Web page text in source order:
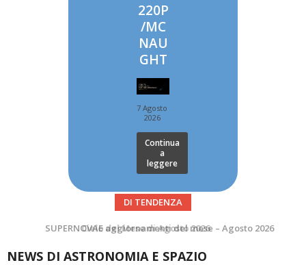
220P
/MC
NAU
GHT
7 Agosto
2026
Continua
a
leggere
DI TENDENZA
SUPERNOVAE aggiornamenti del mese – Agosto 2026
NEWS DI ASTRONOMIA E SPAZIO